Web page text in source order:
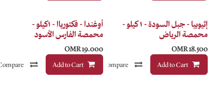
Compare إضافة إلى قائمة الأمنيات
أوغندا - فكتورياا - ١كيلو -
محمصة الفارس الأسود
19.000
Add to Cart
Compare إضافة إلى قائمة الأمنيات